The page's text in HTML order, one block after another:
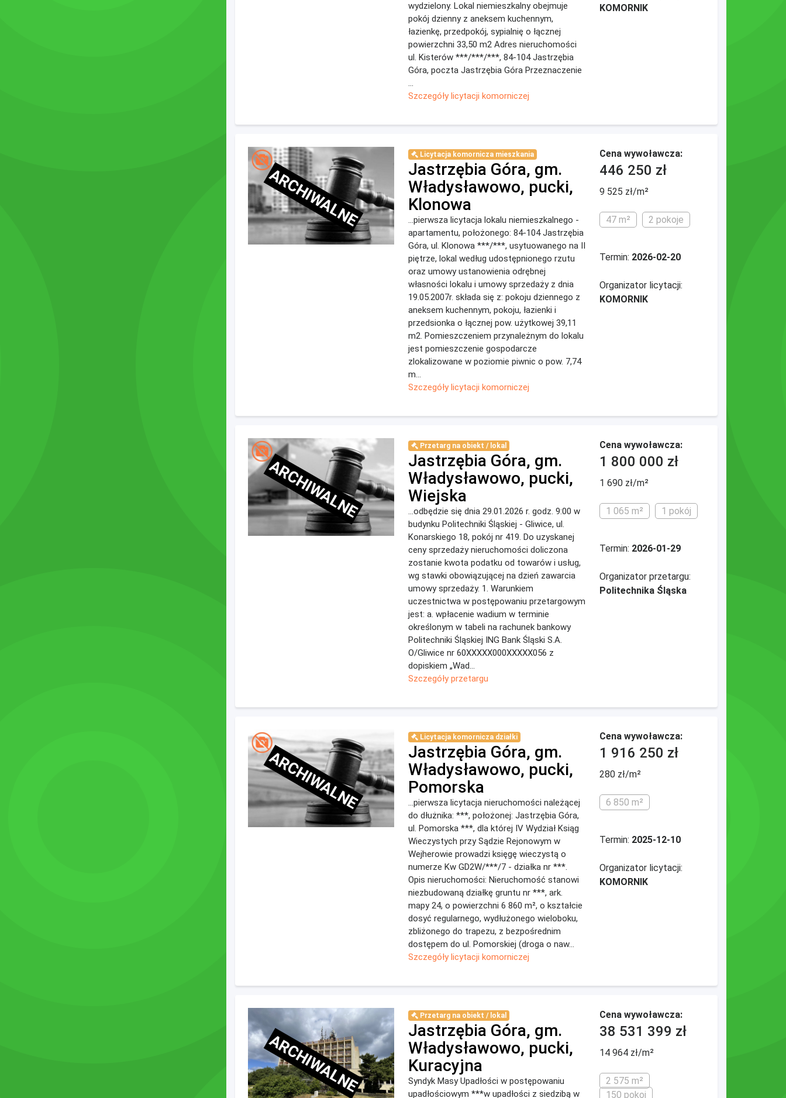
wydzielony. Lokal niemieszkalny obejmuje
pokój dzienny z aneksem kuchennym,
łazienkę, przedpokój, sypialnię o łącznej
powierzchni 33,50 m2 Adres nieruchomości
ul. Kisterów ***/***/***, 84-104 Jastrzębia
Góra, poczta Jastrzębia Góra Przeznaczenie
...
Szczegóły licytacji komorniczej
KOMORNIK
ARCHIWALNE
Licytacja komornicza mieszkania
Jastrzębia Góra, gm.
Władysławowo, pucki,
Klonowa
...pierwsza licytacja lokalu niemieszkalnego -
apartamentu, położonego: 84-104 Jastrzębia
Góra, ul. Klonowa ***/***, usytuowanego na II
piętrze, lokal według udostępnionego rzutu
oraz umowy ustanowienia odrębnej
własności lokalu i umowy sprzedaży z dnia
19.05.2007r. składa się z: pokoju dziennego z
aneksem kuchennym, pokoju, łazienki i
przedsionka o łącznej pow. użytkowej 39,11
m2. Pomieszczeniem przynależnym do lokalu
jest pomieszczenie gospodarcze
zlokalizowane w poziomie piwnic o pow. 7,74
m...
Szczegóły licytacji komorniczej
Cena wywoławcza:
446 250 zł
9 525 zł/m²
47 m² 2 pokoje
Termin: 2026-02-20
Organizator licytacji:
KOMORNIK
ARCHIWALNE
Przetarg na obiekt / lokal
Jastrzębia Góra, gm.
Władysławowo, pucki,
Wiejska
...odbędzie się dnia 29.01.2026 r. godz. 9:00 w
budynku Politechniki Śląskiej - Gliwice, ul.
Konarskiego 18, pokój nr 419. Do uzyskanej
ceny sprzedaży nieruchomości doliczona
zostanie kwota podatku od towarów i usług,
wg stawki obowiązującej na dzień zawarcia
umowy sprzedaży. 1. Warunkiem
uczestnictwa w postępowaniu przetargowym
jest: a. wpłacenie wadium w terminie
określonym w tabeli na rachunek bankowy
Politechniki Śląskiej ING Bank Śląski S.A.
O/Gliwice nr 60XXXXX000XXXXX056 z
dopiskiem „Wad...
Szczegóły przetargu
Cena wywoławcza:
1 800 000 zł
1 690 zł/m²
1 065 m² 1 pokój
Termin: 2026-01-29
Organizator przetargu:
Politechnika Śląska
ARCHIWALNE
Licytacja komornicza działki
Jastrzębia Góra, gm.
Władysławowo, pucki,
Pomorska
...pierwsza licytacja nieruchomości należącej
do dłużnika: ***, położonej: Jastrzębia Góra,
ul. Pomorska ***, dla której IV Wydział Ksiąg
Wieczystych przy Sądzie Rejonowym w
Wejherowie prowadzi księgę wieczystą o
numerze Kw GD2W/***/7 - działka nr ***.
Opis nieruchomości: Nieruchomość stanowi
niezbudowaną działkę gruntu nr ***, ark.
mapy 24, o powierzchni 6 860 m², o kształcie
dosyć regularnego, wydłużonego wieloboku,
zbliżonego do trapezu, z bezpośrednim
dostępem do ul. Pomorskiej (droga o naw...
Szczegóły licytacji komorniczej
Cena wywoławcza:
1 916 250 zł
280 zł/m²
6 850 m²
Termin: 2025-12-10
Organizator licytacji:
KOMORNIK
ARCHIWALNE
Przetarg na obiekt / lokal
Jastrzębia Góra, gm.
Władysławowo, pucki,
Kuracyjna
Syndyk Masy Upadłości w postępowaniu
upadłościowym ***w upadłości z siedzibą w
Cena wywoławcza:
38 531 399 zł
14 964 zł/m²
2 575 m²
150 pokoi